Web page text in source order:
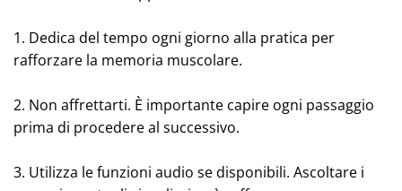
1. Dedica del tempo ogni giorno alla pratica per
rafforzare la memoria muscolare.
2. Non affrettarti. È importante capire ogni passaggio
prima di procedere al successivo.
3. Utilizza le funzioni audio se disponibili. Ascoltare i